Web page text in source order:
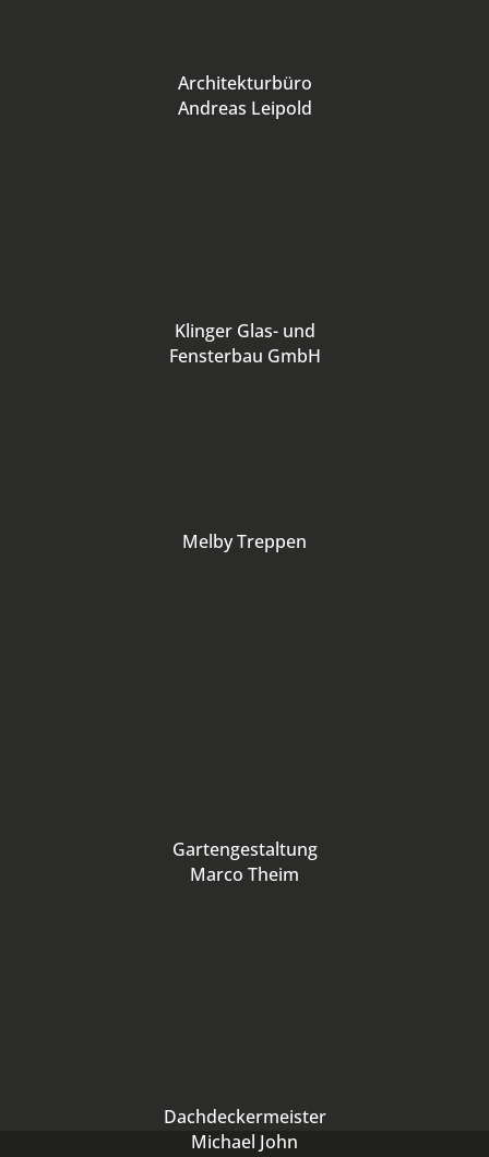
Architekturbüro
Andreas Leipold
Klinger Glas- und
Fensterbau GmbH
Melby Treppen
Gartengestaltung
Marco Theim
Dachdeckermeister
Michael John